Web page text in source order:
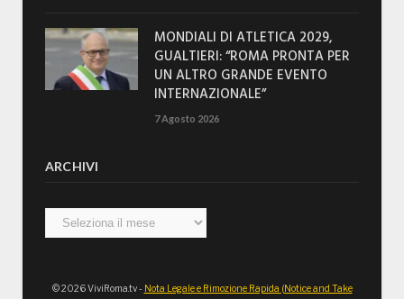
MONDIALI DI ATLETICA 2029,
GUALTIERI: “ROMA PRONTA PER
UN ALTRO GRANDE EVENTO
INTERNAZIONALE”
7 Agosto 2026
ARCHIVI
Archivi
© 2026 ViviRoma.tv - Nota Legale e Rimozione Rapida (Notice and Take